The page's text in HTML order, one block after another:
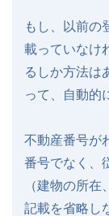
もし、以前の
載っていなけ
るしか方法は
って、自動的
不動産番号が
番号でなく、
（建物の所
記載を省略し